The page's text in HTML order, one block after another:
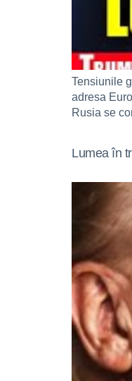
Tensiunile
adresa
Rusia se
Lumea în